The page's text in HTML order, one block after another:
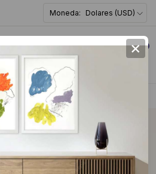
Moneda: Dolares (USD)
0
×